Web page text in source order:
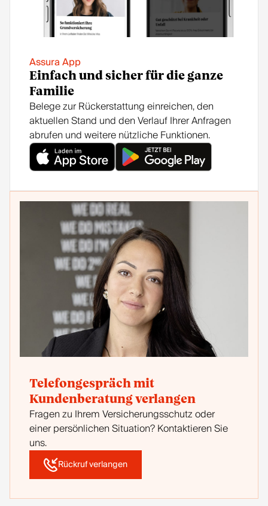
Assura App
Einfach und sicher für die ganze
Familie
Belege zur Rückerstattung einreichen, den
aktuellen Stand und den Verlauf Ihrer Anfragen
abrufen und weitere nützliche Funktionen.
Telefongespräch mit
Kundenberatung verlangen
Fragen zu Ihrem Versicherungsschutz oder
einer persönlichen Situation? Kontaktieren Sie
uns.
Rückruf verlangen